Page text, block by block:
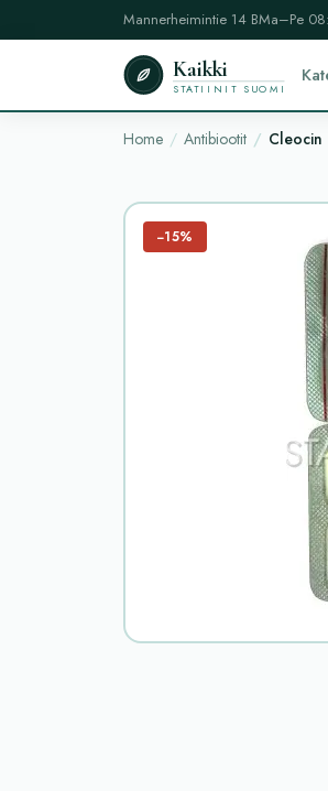
Mannerheimintie 14 BMa–Pe
Kaikki
STATIINIT SUOMI
Home Antibiootit Cleocin
−15%